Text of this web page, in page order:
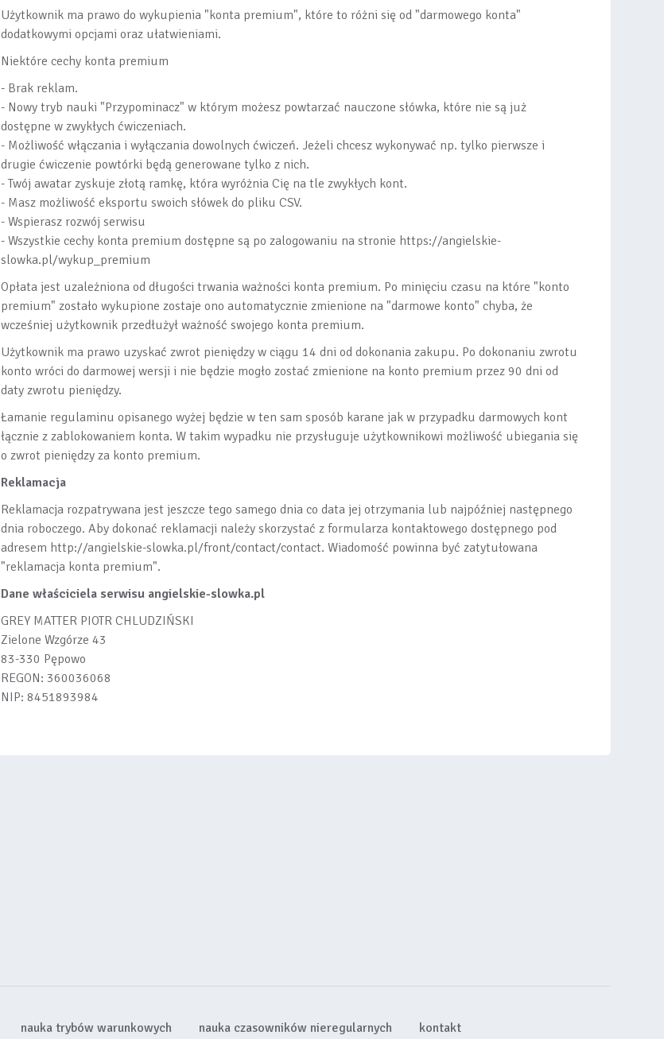
Użytkownik ma prawo do wykupienia "konta premium", które to różni się od "darmowego konta"
dodatkowymi opcjami oraz ułatwieniami.
Niektóre cechy konta premium
- Brak reklam.
- Nowy tryb nauki "Przypominacz" w którym możesz powtarzać nauczone słówka, które nie są już
dostępne w zwykłych ćwiczeniach.
- Możliwość włączania i wyłączania dowolnych ćwiczeń. Jeżeli chcesz wykonywać np. tylko pierwsze i
drugie ćwiczenie powtórki będą generowane tylko z nich.
- Twój awatar zyskuje złotą ramkę, która wyróżnia Cię na tle zwykłych kont.
- Masz możliwość eksportu swoich słówek do pliku CSV.
- Wspierasz rozwój serwisu
- Wszystkie cechy konta premium dostępne są po zalogowaniu na stronie https://angielskie-
slowka.pl/wykup_premium
Opłata jest uzależniona od długości trwania ważności konta premium. Po minięciu czasu na które "konto
premium" zostało wykupione zostaje ono automatycznie zmienione na "darmowe konto" chyba, że
wcześniej użytkownik przedłużył ważność swojego konta premium.
Użytkownik ma prawo uzyskać zwrot pieniędzy w ciągu 14 dni od dokonania zakupu. Po dokonaniu zwrotu
konto wróci do darmowej wersji i nie będzie mogło zostać zmienione na konto premium przez 90 dni od
daty zwrotu pieniędzy.
Łamanie regulaminu opisanego wyżej będzie w ten sam sposób karane jak w przypadku darmowych kont
łącznie z zablokowaniem konta. W takim wypadku nie przysługuje użytkownikowi możliwość ubiegania się
o zwrot pieniędzy za konto premium.
Reklamacja
Reklamacja rozpatrywana jest jeszcze tego samego dnia co data jej otrzymania lub najpóźniej następnego
dnia roboczego. Aby dokonać reklamacji należy skorzystać z formularza kontaktowego dostępnego pod
adresem http://angielskie-slowka.pl/front/contact/contact. Wiadomość powinna być zatytułowana
"reklamacja konta premium".
Dane właściciela serwisu angielskie-slowka.pl
GREY MATTER PIOTR CHLUDZIŃSKI
Zielone Wzgórze 43
83-330 Pępowo
REGON: 360036068
NIP: 8451893984
nauka trybów warunkowych nauka czasowników nieregularnych kontakt